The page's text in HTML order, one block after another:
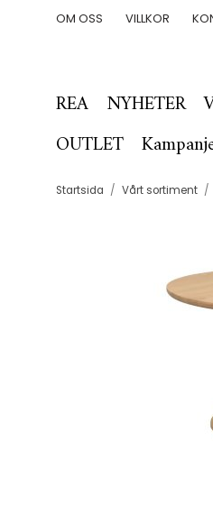
OM OSS VILLKOR
REA NYHETER
OUTLET
Startsida / Vårt sortiment /